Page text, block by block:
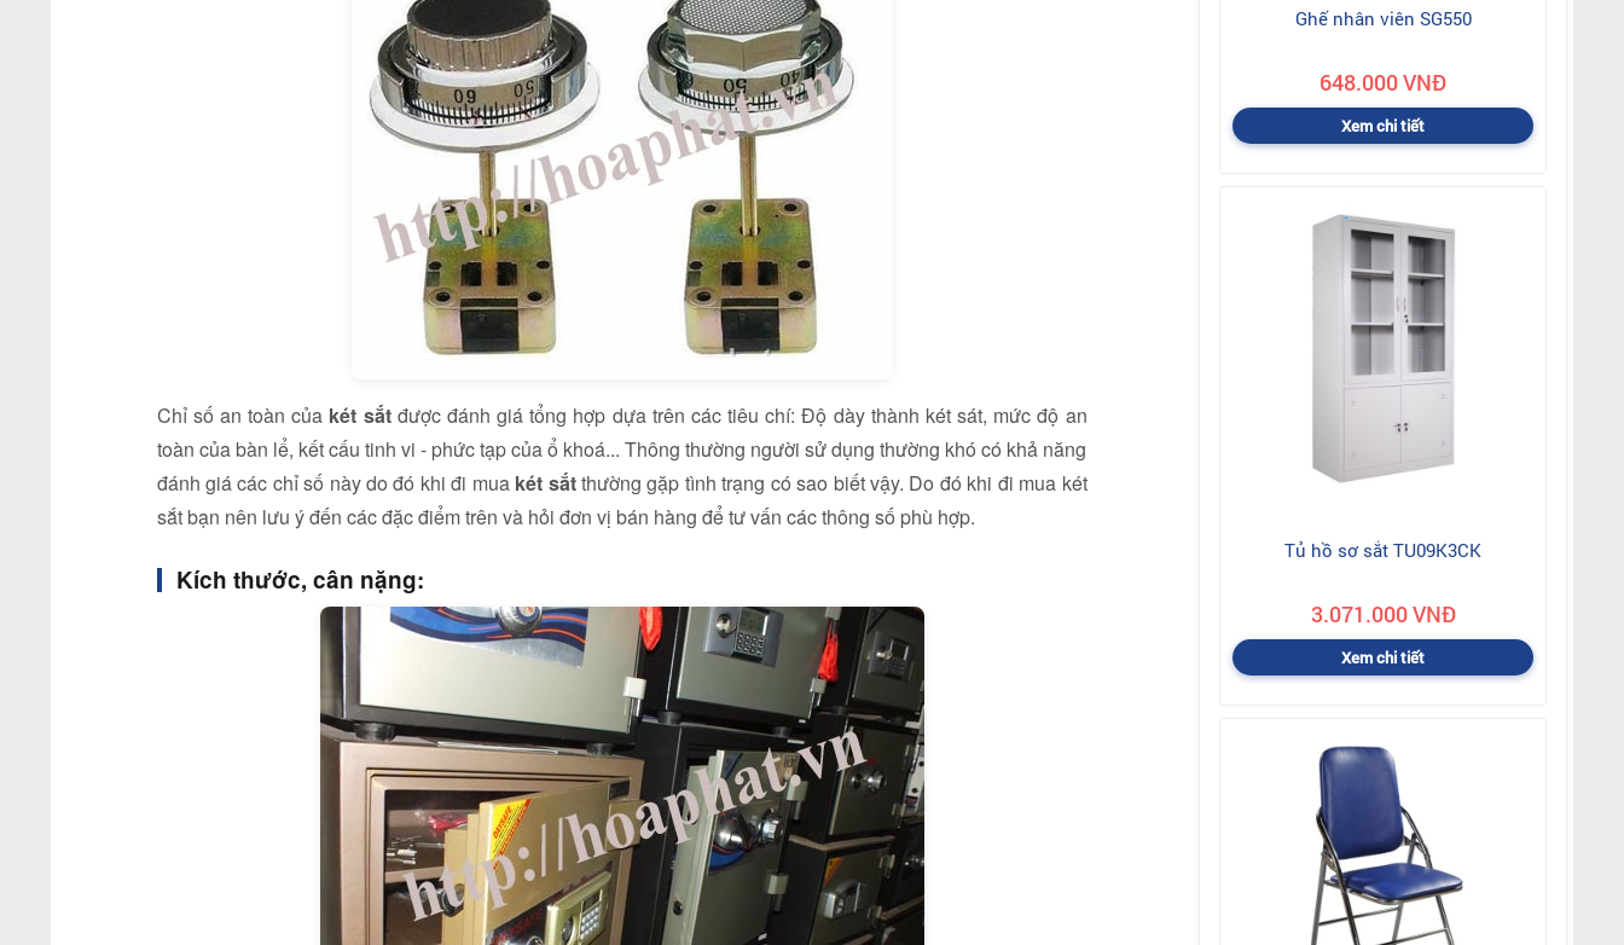
Chỉ số an toàn của két sắtđược đánh giá tổng hợp dựa trên các tiêu chí: Độ dày thành két sát, mức độ an
toàn của bàn lể, kết cấu tinh vi - phức tạp của ổ khoá... Thông thường người sử dụng thường khó có khả năng
đánh giá các chỉ số này do đó khi đi mua két sắtthường gặp tình trạng có sao biết vậy. Do đó khi đi mua két
sắt bạn nên lưu ý đến các đặc điểm trên và hỏi đơn vị bán hàng để tư vấn các thông số phù hợp.
Kích thước, cân nặng:
Ghế nhân viên SG550
648.000 VNĐ
Xem chi tiết
Tủ hồ sơ sắt TU09K3CK
3.071.000 VNĐ
Xem chi tiết